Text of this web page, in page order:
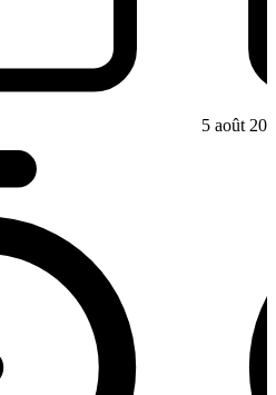
5 août